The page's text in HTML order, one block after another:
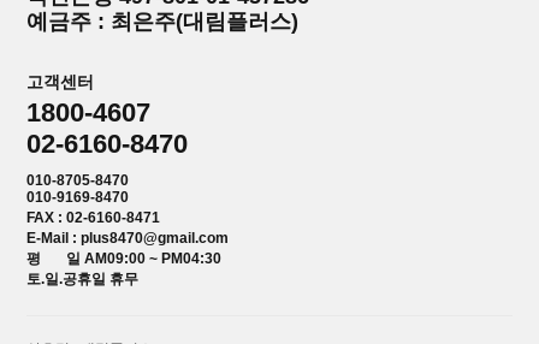
예금주 : 최은주(대림플러스)
고객센터
1800-4607
02-6160-8470
010-8705-8470
010-9169-8470
FAX : 02-6160-8471
E-Mail : plus8470@gmail.com
평 일 AM09:00 ~ PM04:30
토.일.공휴일 휴무